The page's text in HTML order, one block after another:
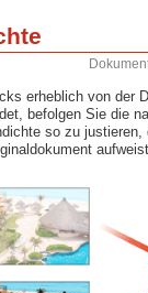
erheblich von der
befolgen Sie die
so zu